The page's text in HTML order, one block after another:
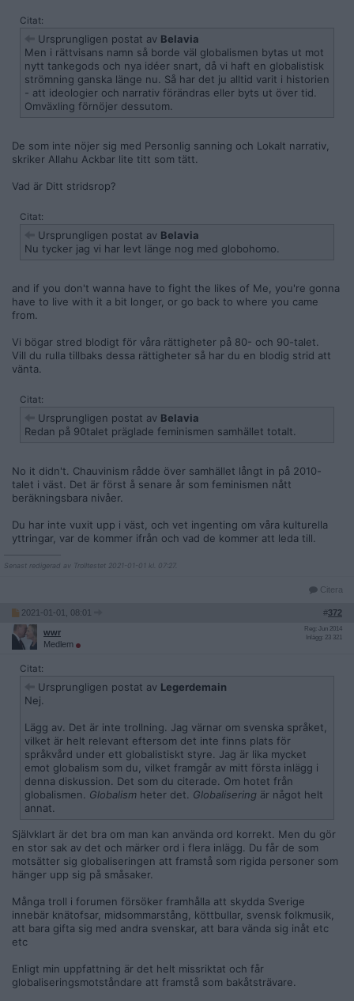
Citat:
Ursprungligen postat av Belavia
Men i rättvisans namn så borde väl globalismen bytas ut mot
nytt tankegods och nya idéer snart, då vi haft en globalistisk
strömning ganska länge nu. Så har det ju alltid varit i historien
- att ideologier och narrativ förändras eller byts ut över tid.
Omväxling förnöjer dessutom.
De som inte nöjer sig med Personlig sanning och Lokalt narrativ,
skriker Allahu Ackbar lite titt som tätt.
Vad är Ditt stridsrop?
Citat:
Ursprungligen postat av Belavia
Nu tycker jag vi har levt länge nog med globohomo.
and if you don't wanna have to fight the likes of Me, you're gonna
have to live with it a bit longer, or go back to where you came
from.
Vi bögar stred blodigt för våra rättigheter på 80- och 90-talet.
Vill du rulla tillbaks dessa rättigheter så har du en blodig strid att
vänta.
Citat:
Ursprungligen postat av Belavia
Redan på 90talet präglade feminismen samhället totalt.
No it didn't. Chauvinism rådde över samhället långt in på 2010-
talet i väst. Det är först å senare år som feminismen nått
beräkningsbara nivåer.
Du har inte vuxit upp i väst, och vet ingenting om våra kulturella
yttringar, var de kommer ifrån och vad de kommer att leda till.
Senast redigerad av Trolltestet 2021-01-01 kl. 07:27.
Citera
2021-01-01, 08:01 #372
wwr
Medlem
Reg: Jun 2014
Inlägg: 23 321
Citat:
Ursprungligen postat av Legerdemain
Nej.
Lägg av. Det är inte trollning. Jag värnar om svenska språket,
vilket är helt relevant eftersom det inte finns plats för
språkvård under ett globalistiskt styre. Jag är lika mycket
emot globalism som du, vilket framgår av mitt första inlägg i
denna diskussion. Det som du citerade. Om hotet från
globalismen. Globalism heter det. Globalisering är något helt
annat.
Självklart är det bra om man kan använda ord korrekt. Men du gör
en stor sak av det och märker ord i flera inlägg. Du får de som
motsätter sig globaliseringen att framstå som rigida personer som
hänger upp sig på småsaker.
Många troll i forumen försöker framhålla att skydda Sverige
innebär knätofsar, midsommarstång, köttbullar, svensk folkmusik,
att bara gifta sig med andra svenskar, att bara vända sig inåt etc
etc
Enligt min uppfattning är det helt missriktat och får
globaliseringsmotståndare att framstå som bakåtsträvare.